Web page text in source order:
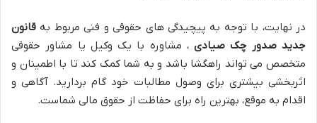
در نهایت، با توجه به پیچیدگی های حقوقی و فنی مربوط به قانون
جدید صدور چک صیادی، مشاوره با یک وکیل یا مشاور حقوقی
متخصص می تواند راهگشا باشد و به شما کمک کند تا با اطمینان و
اثربخشی بیشتری برای وصول مطالبات خود گام بردارید. آگاهی و
اقدام به موقع، بهترین راه برای حفاظت از حقوق مالی شماست.